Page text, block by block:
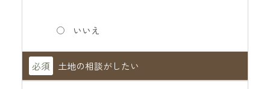
いいえ
必須 土地の相談がしたい